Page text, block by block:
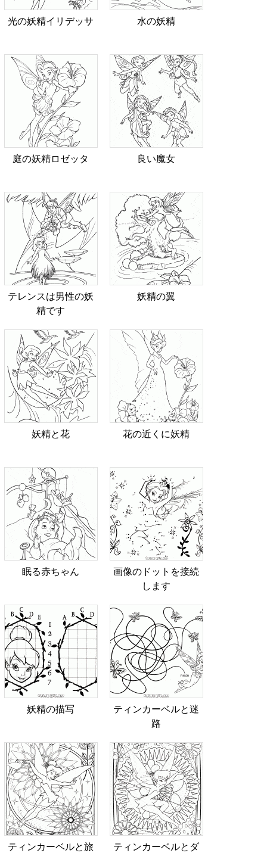
光の妖精イリデッサ 水の妖精
庭の妖精ロゼッタ 良い魔女
テレンスは男性の妖
精です
妖精の翼
妖精と花 花の近くに妖精
眠る赤ちゃん
画像のドットを接続
します
妖精の描写
ティンカーベルと迷
路
ティンカーベルと旅
ティンカーベルとダ